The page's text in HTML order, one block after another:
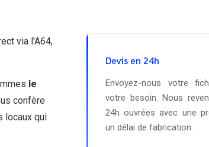
via l'A64,
le
confère
locaux qui
Devis en 24h
Envoyez-nous votre
votre besoin. Nous
24h ouvrées avec une
un délai de fabrication.